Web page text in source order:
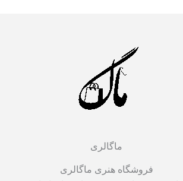
ماگالری
فروشگاه هنری ماگالری